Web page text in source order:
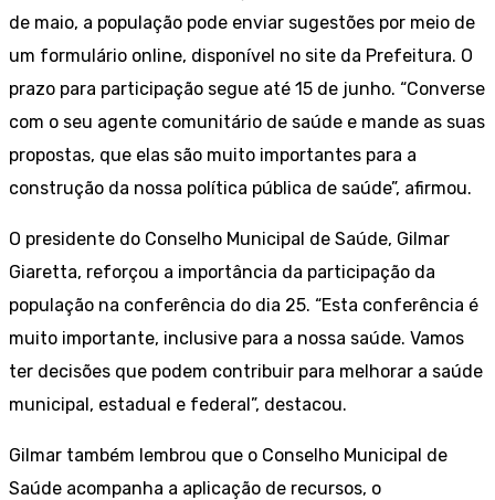
de maio, a população pode enviar sugestões por meio de
um formulário online, disponível no site da Prefeitura. O
prazo para participação segue até 15 de junho. “Converse
com o seu agente comunitário de saúde e mande as suas
propostas, que elas são muito importantes para a
construção da nossa política pública de saúde”, afirmou.
O presidente do Conselho Municipal de Saúde, Gilmar
Giaretta, reforçou a importância da participação da
população na conferência do dia 25. “Esta conferência é
muito importante, inclusive para a nossa saúde. Vamos
ter decisões que podem contribuir para melhorar a saúde
municipal, estadual e federal”, destacou.
Gilmar também lembrou que o Conselho Municipal de
Saúde acompanha a aplicação de recursos, o